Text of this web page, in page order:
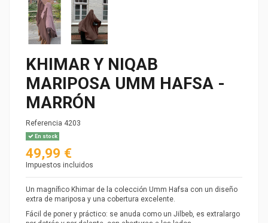
KHIMAR Y NIQAB
MARIPOSA UMM HAFSA -
MARRÓN
Referencia 4203
En stock
49,99 €
Impuestos incluidos
Un magnífico Khimar de la colección Umm Hafsa con un diseño
extra de mariposa y una cobertura excelente.
Fácil de poner y práctico: se anuda como un Jilbeb, es extralargo